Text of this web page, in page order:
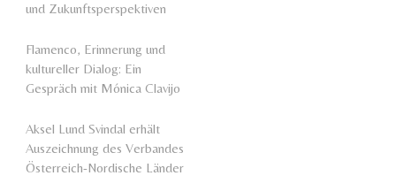
und Zukunftsperspektiven
Flamenco, Erinnerung und
kultureller Dialog: Ein
Gespräch mit Mónica Clavijo
Aksel Lund Svindal erhält
Auszeichnung des Verbandes
Österreich-Nordische Länder